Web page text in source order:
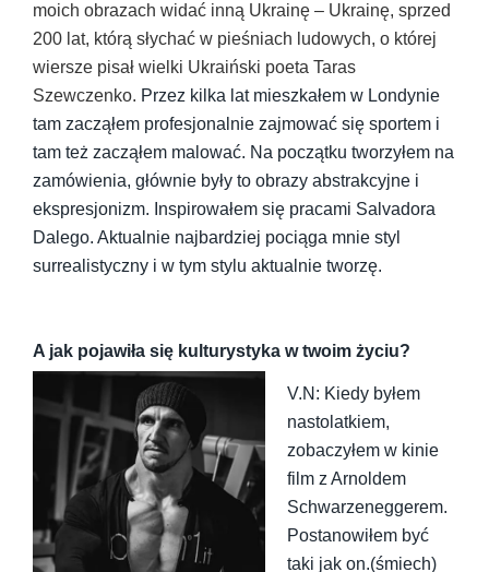
moich obrazach widać inną Ukrainę – Ukrainę, sprzed
200 lat, którą słychać w pieśniach ludowych, o której
wiersze pisał wielki Ukraiński poeta Taras
Szewczenko. Przez kilka lat mieszkałem w Londynie
tam zacząłem profesjonalnie zajmować się sportem i
tam też zacząłem malować. Na początku tworzyłem na
zamówienia, głównie były to obrazy abstrakcyjne i
ekspresjonizm. Inspirowałem się pracami Salvadora
Dalego. Aktualnie najbardziej pociąga mnie styl
surrealistyczny i w tym stylu aktualnie tworzę.
A jak pojawiła się kulturystyka w twoim życiu?
V.N: Kiedy byłem
nastolatkiem,
zobaczyłem w kinie
film z Arnoldem
Schwarzeneggerem.
Postanowiłem być
taki jak on.(śmiech)